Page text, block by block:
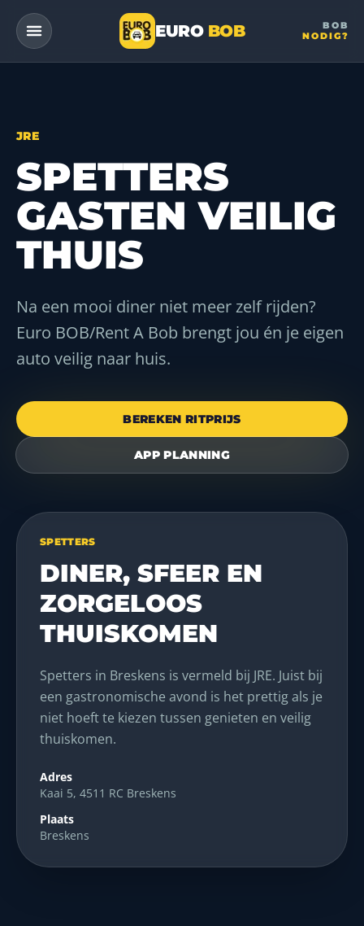
EURO BOB
— a DriveMe company
BOB
NODIG?
JRE
SPETTERS
GASTEN VEILIG
THUIS
Na een mooi diner niet meer zelf rijden?
Euro BOB/Rent A Bob brengt jou én je eigen
auto veilig naar huis.
BEREKEN RITPRIJS
APP PLANNING
SPETTERS
DINER, SFEER EN
ZORGELOOS
THUISKOMEN
Spetters in Breskens is vermeld bij JRE. Juist bij
een gastronomische avond is het prettig als je
niet hoeft te kiezen tussen genieten en veilig
thuiskomen.
Adres
Kaai 5, 4511 RC Breskens
Plaats
Breskens